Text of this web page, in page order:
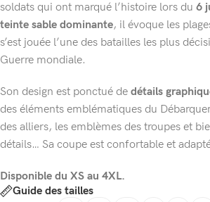
soldats qui ont marqué l’histoire lors du 6
teinte sable dominante, il évoque les
s’est jouée l’une des batailles les plus
Guerre mondiale.
Son design est ponctué de détails
des éléments emblématiques du
des alliers, les emblèmes des troupes et
détails… Sa coupe est confortable et
Disponible du XS au 4XL.
Guide des tailles